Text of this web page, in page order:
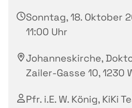
Sonntag, 18. Oktober
11:00 Uhr
Johanneskirche,
Zailer-Gasse 10, 1230
Pfr. i.E. W. König, KiKi